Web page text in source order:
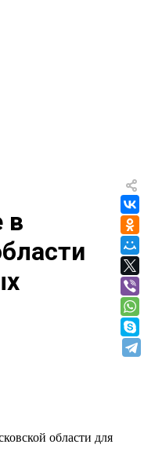
в
области для